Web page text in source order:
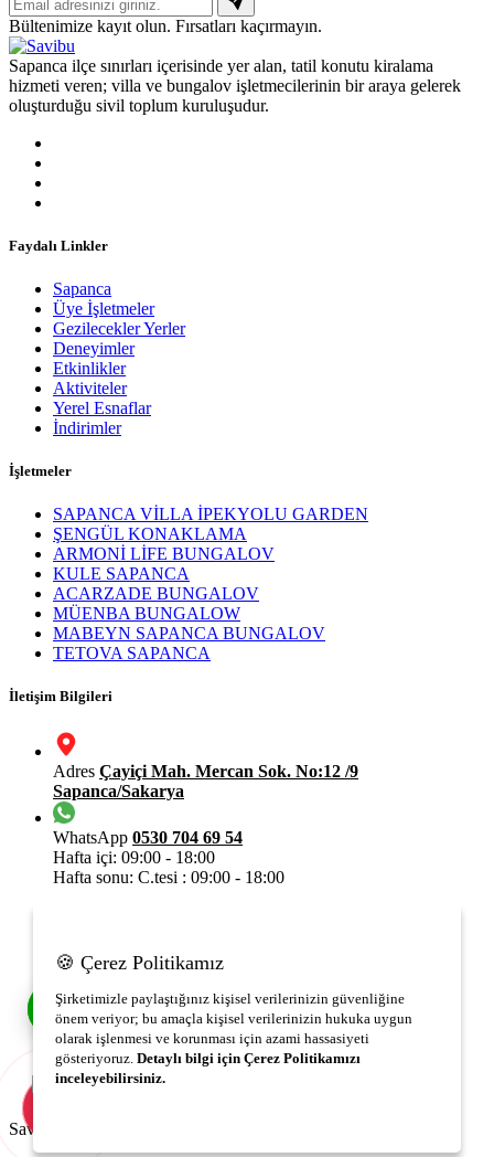
Bültenimize kayıt olun. Fırsatları kaçırmayın.
Sapanca ilçe sınırları içerisinde yer alan, tatil konutu kiralama
hizmeti veren; villa ve bungalov işletmecilerinin bir araya gelerek
oluşturduğu sivil toplum kuruluşudur.
Faydalı Linkler
Sapanca
Üye İşletmeler
Gezilecekler Yerler
Deneyimler
Etkinlikler
Aktiviteler
Yerel Esnaflar
İndirimler
İşletmeler
SAPANCA VİLLA İPEKYOLU GARDEN
ŞENGÜL KONAKLAMA
ARMONİ LİFE BUNGALOV
KULE SAPANCA
ACARZADE BUNGALOV
MÜENBA BUNGALOW
MABEYN SAPANCA BUNGALOV
TETOVA SAPANCA
İletişim Bilgileri
Adres Çayiçi Mah. Mercan Sok. No:12 /9
Sapanca/Sakarya
WhatsApp 0530 704 69 54
Hafta içi: 09:00 - 18:00
Hafta sonu: C.tesi : 09:00 - 18:00
Hafta sonu: C.tesi- Pzr :10:00 -22:00
E-mail info@savibu.org.tr
Telefon
0264 582 12 17
0530 346 89 54
0530 704 69 54
Savibu Copyright © 2022 - 2026
🍪 Çerez Politikamız
Şirketimizle paylaştığınız kişisel verilerinizin güvenliğine
önem veriyor; bu amaçla kişisel verilerinizin hukuka uygun
olarak işlenmesi ve korunması için azami hassasiyeti
gösteriyoruz. Detaylı bilgi için Çerez Politikamızı
inceleyebilirsiniz.